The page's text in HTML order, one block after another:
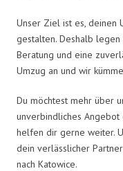
Unser Ziel ist es, deinen
gestalten. Deshalb
Beratung und eine
Umzug an und wir
Du möchtest mehr über
unverbindliches
helfen dir gerne weiter.
dein verlässlicher
nach Katowice.